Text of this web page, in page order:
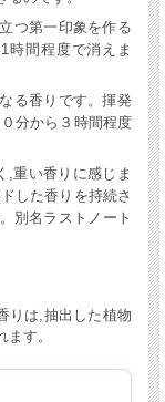
つ第一印象を作る
時間程度で消えま
る香りです。揮発
分から３時間程度
,重い香りに感じま
した香りを持続さ
別名ラストノート
りは,抽出した植物
す。